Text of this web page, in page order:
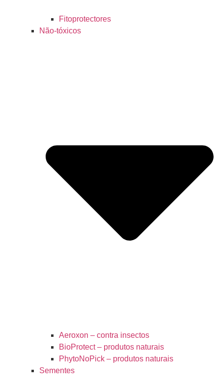
Fitoprotectores
Não-tóxicos
Aeroxon – contra insectos
BioProtect – produtos naturais
PhytoNoPick – produtos naturais
Sementes